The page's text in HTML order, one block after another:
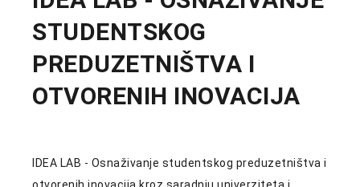
STUDENTSKOG
PREDUZETNIŠTVA I
OTVORENIH INOVACIJA
IDEA LAB - Osnaživanje studentskog preduzetništva i